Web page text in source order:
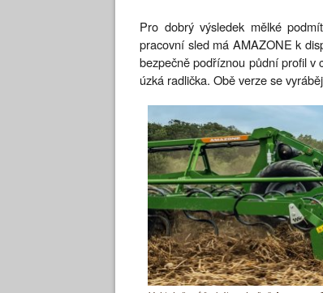
Pro dobrý výsledek mělké
pracovní sled má AMAZONE k
bezpečně podříznou půdní profil
úzká radlička. Obě verze se